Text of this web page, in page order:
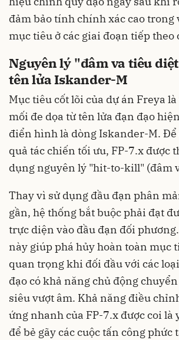
đảm bảo tính chính xác cao trong
mục tiêu ở các giai đoạn tiếp
Nguyên lý "đâm va tiêu
tên lửa Iskander-M
Mục tiêu cốt lõi của dự án Freya
mối đe dọa từ tên lửa đạn đạo
điển hình là dòng Iskander-M. Để
quả tác chiến tối ưu, FP-7.x được
dụng nguyên lý "hit-to-kill" (đâm
Thay vì sử dụng đầu đạn phân
gần, hệ thống bắt buộc phải đạt
trực diện vào đầu đạn đối
này giúp phá hủy hoàn toàn mục
quan trọng khi đối đầu với các
đạo có khả năng chủ động
siêu vượt âm. Khả năng điều
ứng nhanh của FP-7.x được coi là
để bẻ gãy các cuộc tấn công phức